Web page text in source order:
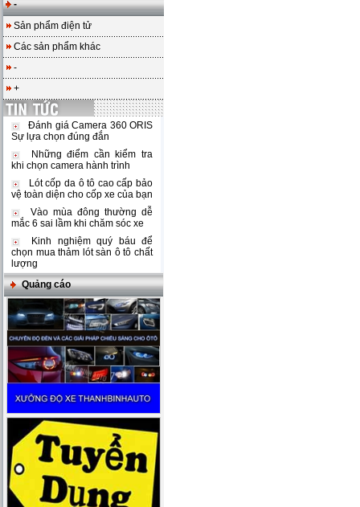
-
Sản phẩm điện tử
Các sản phẩm khác
-
+
Đánh giá Camera 360 ORIS
Sự lựa chọn đúng đắn
Những điểm cần kiểm tra
khi chọn camera hành trình
Lót cốp da ô tô cao cấp bảo
vệ toàn diện cho cốp xe của bạn
Vào mùa đông thường dễ
mắc 6 sai lầm khi chăm sóc xe
Kinh nghiệm quý báu để
chọn mua thảm lót sàn ô tô chất
lượng
Quảng cáo